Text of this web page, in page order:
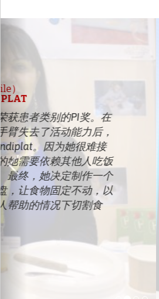
博多（美国）获得看护者
博多为他的女儿洛雷莱
臂开发了一种机器人矫
性弛缓性脊髓炎，这是一
软弱的神经系统疾病。
人矫形器进行物理治疗，
力后，在一段时间的治疗
够抓住轻的物体。“
以